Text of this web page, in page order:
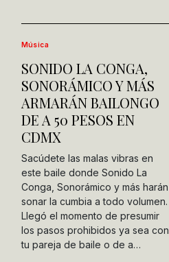
Música
SONIDO LA CONGA,
SONORÁMICO Y MÁS
ARMARÁN BAILONGO
DE A 50 PESOS EN
CDMX
Sacúdete las malas vibras en
este baile donde Sonido La
Conga, Sonorámico y más harán
sonar la cumbia a todo volumen.
Llegó el momento de presumir
los pasos prohibidos ya sea con
tu pareja de baile o de a…